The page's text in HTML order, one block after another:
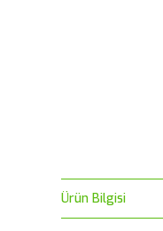
Ürün Bilgisi